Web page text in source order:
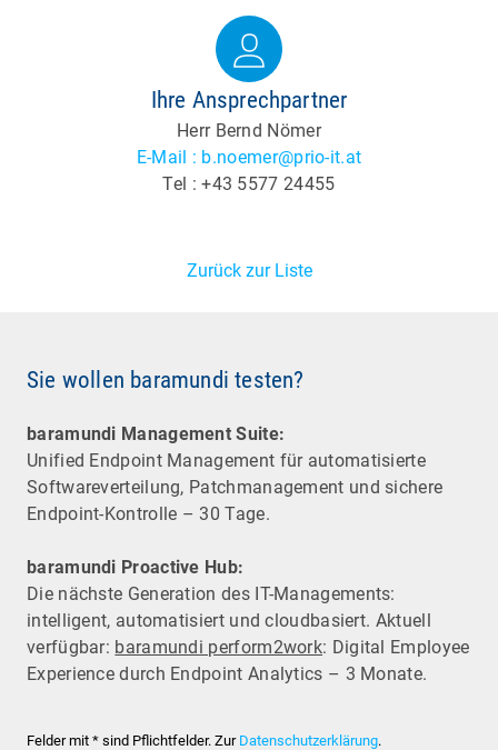
Ihre Ansprechpartner
Herr Bernd Nömer
E-Mail : b.noemer@prio-it.at
Tel : +43 5577 24455
Zurück zur Liste
Sie wollen baramundi testen?
baramundi Management Suite:
Unified Endpoint Management für automatisierte
Software­verteilung, Patchmanagement und sichere
Endpoint-Kontrolle – 30 Tage.
baramundi Proactive Hub:
Die nächste Generation des IT-Managements:
intelligent, automatisiert und cloudbasiert. Aktuell
verfügbar: baramundi perform2work: Digital Employee
Experience durch Endpoint Analytics – 3 Monate.
Felder mit * sind Pflichtfelder. Zur Datenschutzerklärung.